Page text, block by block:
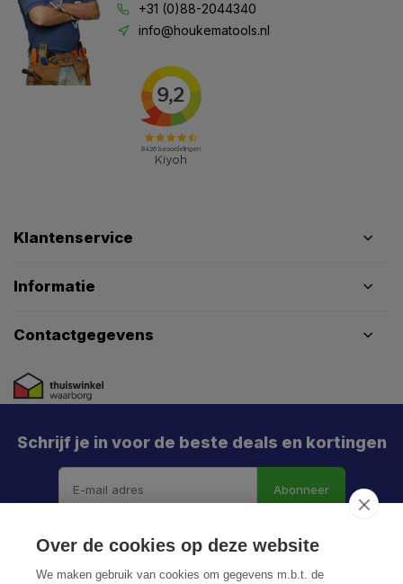
+31 (0)88-2044340
info@houkematools.nl
Klantenservice
Informatie
Contactgegevens
Schrijf je in voor de beste deals en kortingen
Abonneer
Over de cookies op deze website
We maken gebruik van cookies om gegevens m.b.t. de